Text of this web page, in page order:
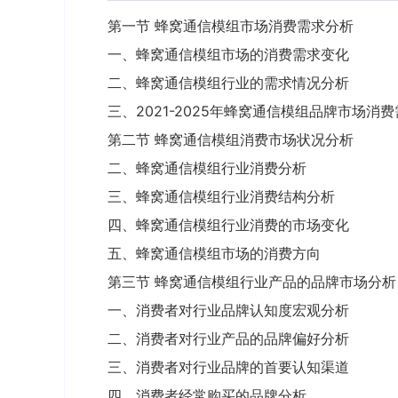
第一节 蜂窝通信模组市场消费需求分析
一、蜂窝通信模组市场的消费需求变化
二、蜂窝通信模组行业的需求情况分析
三、2021-2025年蜂窝通信模组品牌市场消费
第二节 蜂窝通信模组消费市场状况分析
二、蜂窝通信模组行业消费分析
三、蜂窝通信模组行业消费结构分析
四、蜂窝通信模组行业消费的市场变化
五、蜂窝通信模组市场的消费方向
第三节 蜂窝通信模组行业产品的品牌市场分析
一、消费者对行业品牌认知度宏观分析
二、消费者对行业产品的品牌偏好分析
三、消费者对行业品牌的首要认知渠道